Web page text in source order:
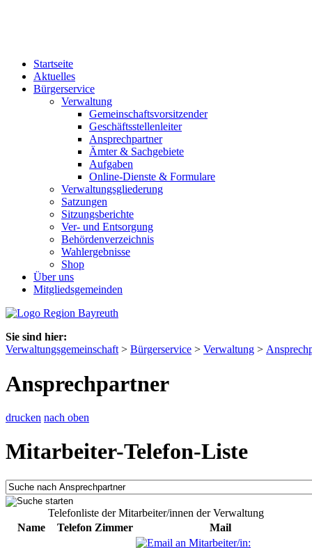
Startseite
Aktuelles
Bürgerservice
Verwaltung
Gemeinschaftsvorsitzender
Geschäftsstellenleiter
Ansprechpartner
Ämter & Sachgebiete
Aufgaben
Online-Dienste & Formulare
Verwaltungsgliederung
Satzungen
Sitzungsberichte
Ver- und Entsorgung
Behördenverzeichnis
Wahlergebnisse
Shop
Über uns
Mitgliedsgemeinden
Sie sind hier:
Verwaltungsgemeinschaft > Bürgerservice > Verwaltung >
Ansprechpartner
drucken nach oben
Mitarbeiter-Telefon-Liste
Telefonliste der Mitarbeiter/innen der Verwaltung
Name
Telefon Zimmer Mail